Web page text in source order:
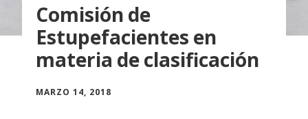
Comisión de
Estupefacientes en
materia de clasificación
MARZO 14, 2018